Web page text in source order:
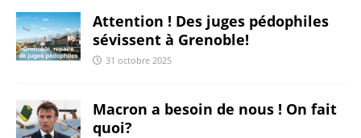
Attention ! Des juges pédophiles
sévissent à Grenoble!
31 octobre 2025
Macron a besoin de nous ! On fait
quoi?